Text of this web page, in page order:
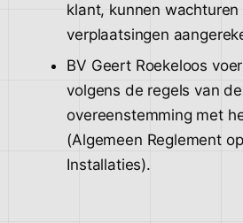
klant, kunnen
verplaatsingen
BV Geert Roekeloos
volgens de regels van
overeenstemming met
(Algemeen Reglement
Installaties).